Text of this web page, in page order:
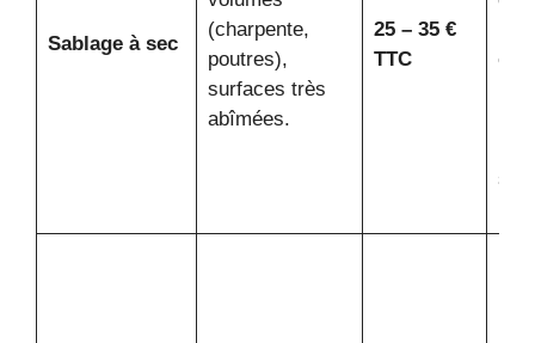
Sablage à sec
(charpente,
poutres),
surfaces très
abîmées.
25 – 35 €
TTC
sur